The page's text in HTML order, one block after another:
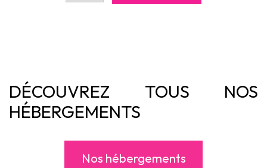
DÉCOUVREZ TOUS NOS
HÉBERGEMENTS
Nos hébergements